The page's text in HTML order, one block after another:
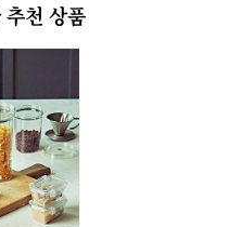
추천 상품